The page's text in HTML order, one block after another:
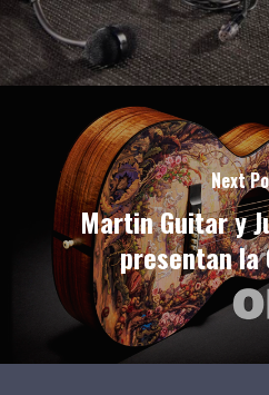
Next
Martin Guitar y
presentan la